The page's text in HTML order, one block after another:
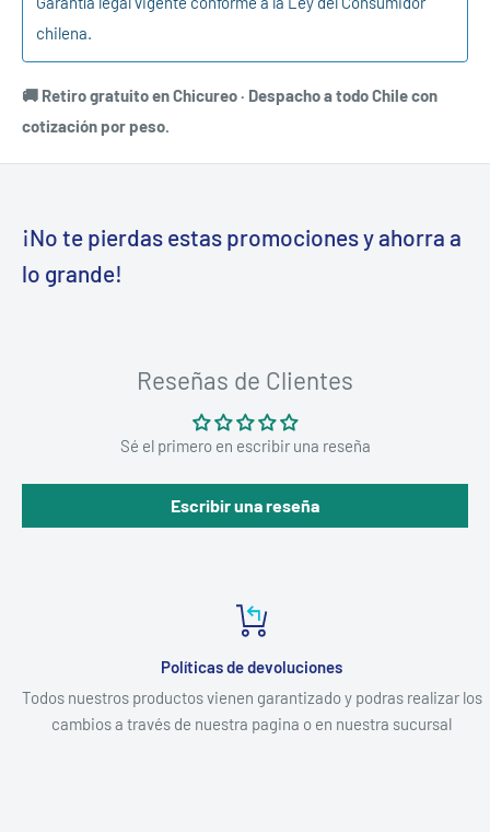
chilena.
🚚 Retiro gratuito en Chicureo · Despacho a todo Chile con
cotización por peso.
¡No te pierdas estas promociones y ahorra a
lo grande!
Reseñas de Clientes
Sé el primero en escribir una reseña
Escribir una reseña
Políticas de devoluciones
Todos nuestros productos vienen garantizado y podras realizar los
cambios a través de nuestra pagina o en nuestra sucursal